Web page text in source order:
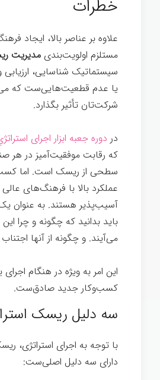
خطرات
علاوه بر عناصر بالا، ایجاد
مستلزم اولویت‌بندی مدیریت
سیستماتیک شناسایی،
یا عدم قطعیت‌هایی‌ست که
شرکت‌تان تأثیر بگذارد.
در دوره جعبه ابزار اجرای
که رقابت موفقیت‌آمیز در هر
سطحی از ریسک است. اما
عملکرد بالا با فرهنگ‌های عالی
آسیب‌پذیر هستند. به عنوان یک
باید بدانید که چگونه و چرا
می‌آیند. و چگونه از آنها
این امر به ویژه در هنگام
کسب‌وکار جدید صادق‌ست.
سه دلیل ریسک
با توجه به اجرای استراتژی،
دارای سه دلیل اصلی‌ست: